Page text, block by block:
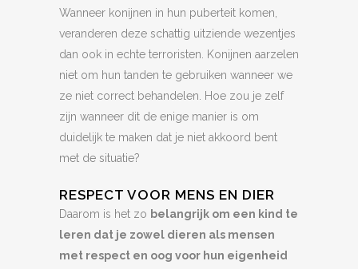
Wanneer konijnen in hun puberteit komen,
veranderen deze schattig uitziende wezentjes
dan ook in echte terroristen. Konijnen aarzelen
niet om hun tanden te gebruiken wanneer we
ze niet correct behandelen. Hoe zou je zelf
zijn wanneer dit de enige manier is om
duidelijk te maken dat je niet akkoord bent
met de situatie?
RESPECT VOOR MENS EN DIER
Daarom is het zo belangrijk om een kind te
leren dat je zowel dieren als mensen
met respect en oog voor hun eigenheid